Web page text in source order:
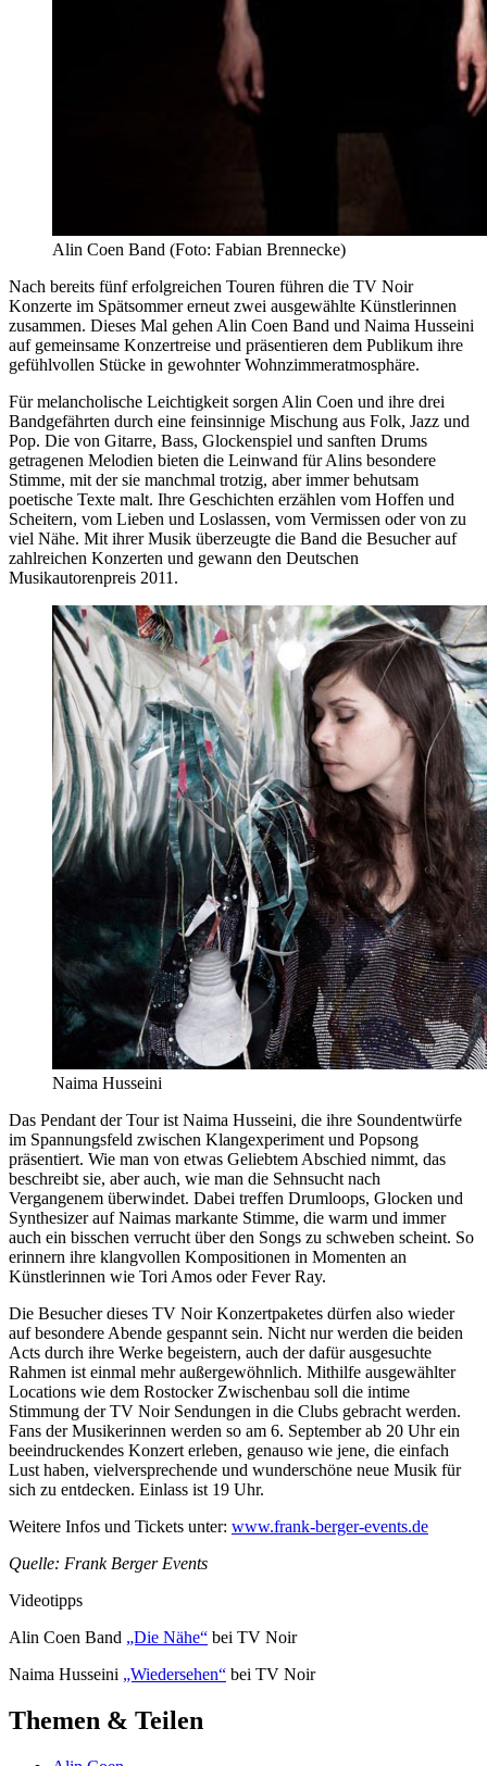
Alin Coen Band (Foto: Fabian Brennecke)
Nach bereits fünf erfolgreichen Touren führen die TV Noir
Konzerte im Spätsommer erneut zwei ausgewählte Künstlerinnen
zusammen. Dieses Mal gehen Alin Coen Band und Naima Husseini
auf gemeinsame Konzertreise und präsentieren dem Publikum ihre
gefühlvollen Stücke in gewohnter Wohnzimmeratmosphäre.
Für melancholische Leichtigkeit sorgen Alin Coen und ihre drei
Bandgefährten durch eine feinsinnige Mischung aus Folk, Jazz und
Pop. Die von Gitarre, Bass, Glockenspiel und sanften Drums
getragenen Melodien bieten die Leinwand für Alins besondere
Stimme, mit der sie manchmal trotzig, aber immer behutsam
poetische Texte malt. Ihre Geschichten erzählen vom Hoffen und
Scheitern, vom Lieben und Loslassen, vom Vermissen oder von zu
viel Nähe. Mit ihrer Musik überzeugte die Band die Besucher auf
zahlreichen Konzerten und gewann den Deutschen
Musikautorenpreis 2011.
Naima Husseini
Das Pendant der Tour ist Naima Husseini, die ihre Soundentwürfe
im Spannungsfeld zwischen Klangexperiment und Popsong
präsentiert. Wie man von etwas Geliebtem Abschied nimmt, das
beschreibt sie, aber auch, wie man die Sehnsucht nach
Vergangenem überwindet. Dabei treffen Drumloops, Glocken und
Synthesizer auf Naimas markante Stimme, die warm und immer
auch ein bisschen verrucht über den Songs zu schweben scheint. So
erinnern ihre klangvollen Kompositionen in Momenten an
Künstlerinnen wie Tori Amos oder Fever Ray.
Die Besucher dieses TV Noir Konzertpaketes dürfen also wieder
auf besondere Abende gespannt sein. Nicht nur werden die beiden
Acts durch ihre Werke begeistern, auch der dafür ausgesuchte
Rahmen ist einmal mehr außergewöhnlich. Mithilfe ausgewählter
Locations wie dem Rostocker Zwischenbau soll die intime
Stimmung der TV Noir Sendungen in die Clubs gebracht werden.
Fans der Musikerinnen werden so am 6. September ab 20 Uhr ein
beeindruckendes Konzert erleben, genauso wie jene, die einfach
Lust haben, vielversprechende und wunderschöne neue Musik für
sich zu entdecken. Einlass ist 19 Uhr.
Weitere Infos und Tickets unter: www.frank-berger-events.de
Quelle: Frank Berger Events
Videotipps
Alin Coen Band „Die Nähe“ bei TV Noir
Naima Husseini „Wiedersehen“ bei TV Noir
Themen & Teilen